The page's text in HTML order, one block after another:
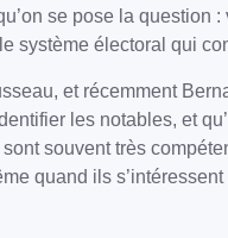
se pose la question
système électoral qui
et récemment
les notables, et
souvent très
quand ils